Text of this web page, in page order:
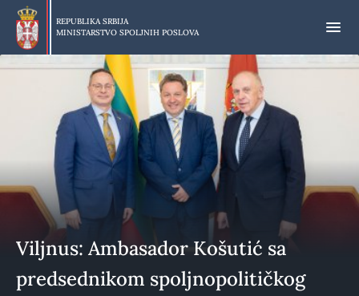
Preskoči
glavni
deo
sadržaja
REPUBLIKA SRBIJA
MINISTARSTVO SPOLJNIH POSLOVA
Viljnus: Ambasador Košutić sa
predsednikom spoljnopolitičkog